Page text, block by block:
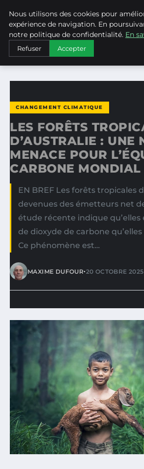
ACCUEIL
CHANGEMENT CLIMATIQUE
LES FORÊTS TROPICALES D’AUSTRALIE
CHANGEMENT CLIMATIQUE
LES FORÊTS
D’AUSTRALIE : UNE
MENACE POUR
CARBONE MONDIAL
EN BREF Les forêts tropicales
devenues des émetteurs net
étude récente indique
de dioxyde de carbone
Ce phénomène est…
MAXIME DUFOUR•20 OCTOBRE 2025
Nous utilisons des cookies pour
expérience de navigation. En
notre politique de confidentialité. En
Refuser Accepter